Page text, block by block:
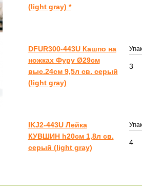
(light gray) *
DFUR300-443U Кашпо на
ножках Фуру Ø29см
выс.24см 9,5л св. серый
(light gray)
3
IKJ2-443U Лейка
КУВШИН h20см 1,8л св.
серый (light gray)
4